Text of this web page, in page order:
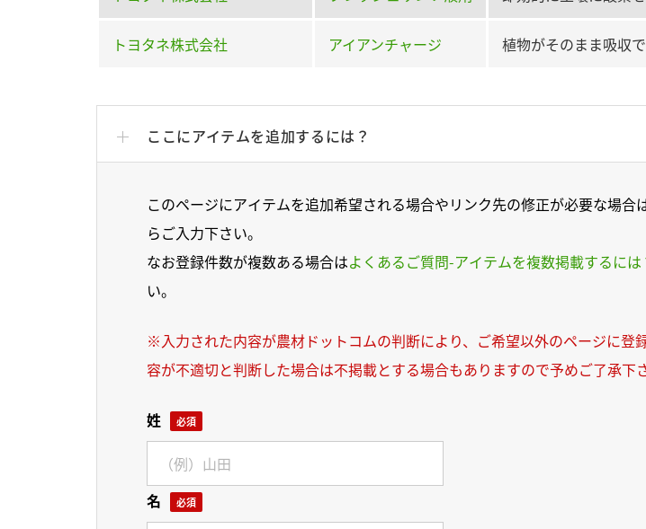
トヨタネ株式会社 アイアンチャージ 植物がそのまま吸収
ここにアイテムを追加するには？
このページにアイテムを追加希望される場合やリンク先の修正が必要な場合
らご入力下さい。
なお登録件数が複数ある場合はよくあるご質問-アイテムを複数掲載するには
い。
※入力された内容が農材ドットコムの判断により、ご希望以外のページに登
容が不適切と判断した場合は不掲載とする場合もありますので予めご了承下
姓
名